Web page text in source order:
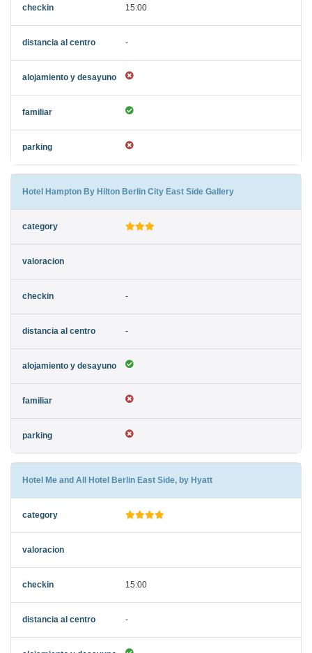
15:00
-
Hotel Hampton By Hilton Berlin City East Side Gallery
-
-
Hotel Me and All Hotel Berlin East Side, by Hyatt
15:00
-